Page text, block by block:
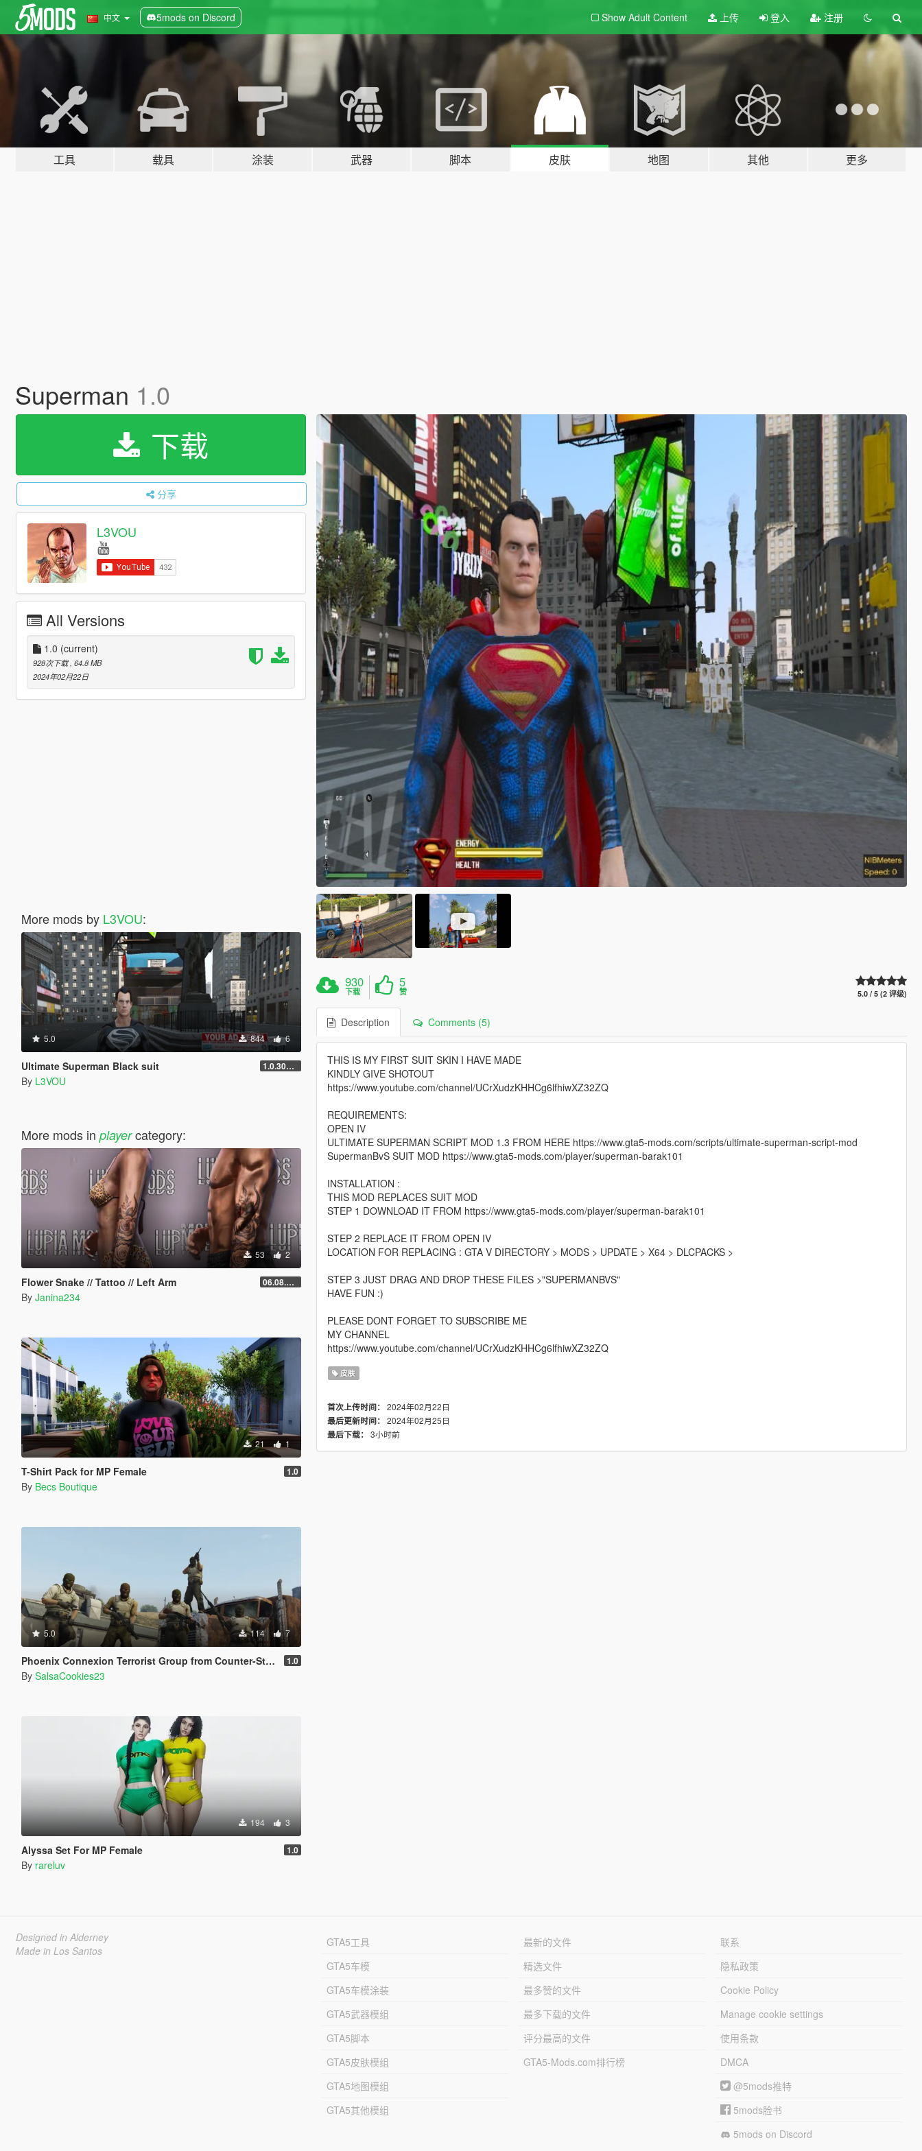
中文 5mods on Discord Show Adult Content 上传 登入 注册
工具 载具 涂装 武器 脚本 皮肤 地图 其他 更多
Superman 1.0
下载
分享
L3VOU
All Versions
1.0 (current)
928次下载 , 64.8 MB
2024年02月22日
More mods by L3VOU:
5.0 844 6
Ultimate Superman Black suit 1.0.3028.0
By L3VOU
More mods in playercategory:
53 2
Flower Snake // Tattoo // Left Arm 06.08.2026
By Janina234
21 1
T-Shirt Pack for MP Female 1.0
By Becs Boutique
5.0 114 7
Phoenix Connexion Terrorist Group from Counter-Strike: Global Offensive (Shattered Web + Broken Fang skins included) 1.0
By SalsaCookies23
194 3
Alyssa Set For MP Female 1.0
By rareluv
930
下载
5
赞 5.0 / 5 (2 评级)
Description Comments (5)
THIS IS MY FIRST SUIT SKIN I HAVE MADE
KINDLY GIVE SHOTOUT
https://www.youtube.com/channel/UCrXudzKHHCg6lfhiwXZ32ZQ
REQUIREMENTS:
OPEN IV
ULTIMATE SUPERMAN SCRIPT MOD 1.3 FROM HERE https://www.gta5-mods.com/scripts/ultimate-superman-script-mod
SupermanBvS SUIT MOD https://www.gta5-mods.com/player/superman-barak101
INSTALLATION :
THIS MOD REPLACES SUIT MOD
STEP 1 DOWNLOAD IT FROM https://www.gta5-mods.com/player/superman-barak101
STEP 2 REPLACE IT FROM OPEN IV
LOCATION FOR REPLACING : GTA V DIRECTORY > MODS > UPDATE > X64 > DLCPACKS >
STEP 3 JUST DRAG AND DROP THESE FILES >"SUPERMANBVS"
HAVE FUN :)
PLEASE DONT FORGET TO SUBSCRIBE ME
MY CHANNEL
https://www.youtube.com/channel/UCrXudzKHHCg6lfhiwXZ32ZQ
皮肤
首次上传时间： 2024年02月22日
最后更新时间： 2024年02月25日
最后下载： 3小时前
Designed in Alderney
Made in Los Santos
GTA5工具
GTA5车模
GTA5车模涂装
GTA5武器模组
GTA5脚本
GTA5皮肤模组
GTA5地图模组
GTA5其他模组
最新的文件
精选文件
最多赞的文件
最多下载的文件
评分最高的文件
GTA5-Mods.com排行榜
联系
隐私政策
Cookie Policy
Manage cookie settings
使用条款
DMCA
@5mods推特
5mods脸书
5mods on Discord